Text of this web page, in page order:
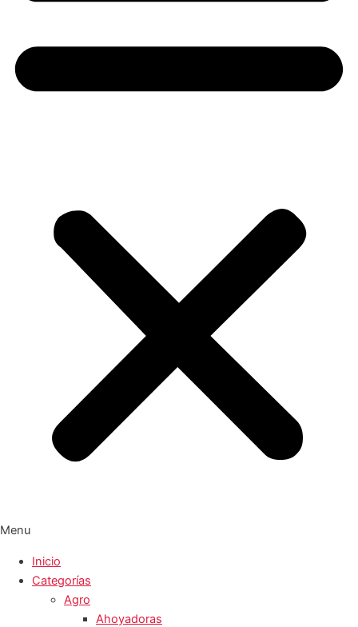
Menu
Inicio
Categorías
Agro
Ahoyadoras